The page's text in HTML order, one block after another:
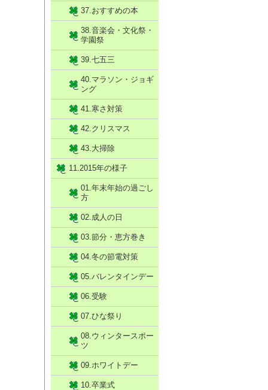
37.おすすめの本
38.音楽会・文化祭・
学園祭
39.七五三
40.マラソン・ジョギ
ング
41.寒さ対策
42.クリスマス
43.大掃除
11.2015年の様子
01.年末年始の過ごし
方
02.成人の日
03.節分・恵方巻き
04.冬の節電対策
05.バレンタインデー
06.受験
07.ひな祭り
08.ウィンタースポー
ツ
09.ホワイトデー
10.卒業式